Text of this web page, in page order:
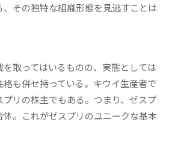
その独特な組織形態を見逃すことは
取ってはいるものの、実態としては
も併せ持っている。キウイ生産者で
リの株主でもある。つまり、ゼスプ
体。これがゼスプリのユニークな基本